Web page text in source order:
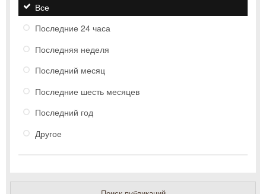
Все
Последние 24 часа
Последняя неделя
Последний месяц
Последние шесть месяцев
Последний год
Другое